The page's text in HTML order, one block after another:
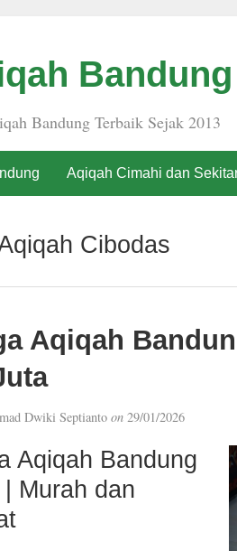
Bandung
Bandung Terbaik Sejak 2013
Aqiqah Cimahi dan
Cibodas
Aqiqah
Dwiki Septianto on29/01/2026
Aqiqah Bandung
Murah dan